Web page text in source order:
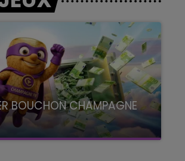
BOUCHON CHAMPAGNE
Champagne FM, à 8H10